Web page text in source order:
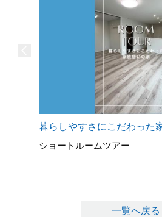
暮らしやすさにこだわった
ショートルームツアー
一覧へ戻る